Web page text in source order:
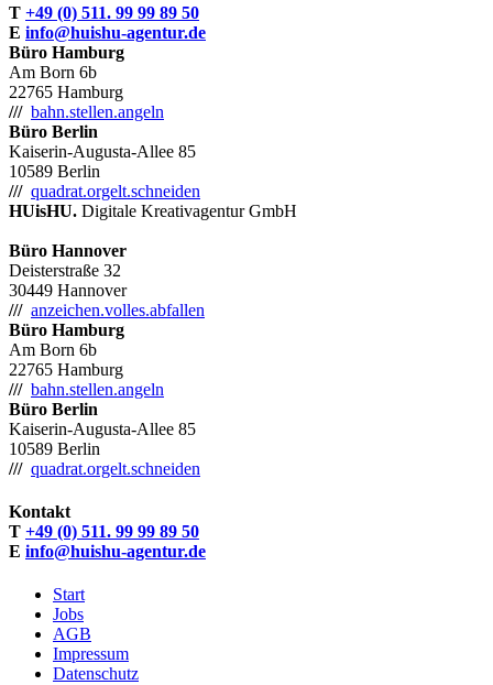
T +49 (0) 511. 99 99 89 50
E info@huishu-agentur.de
Büro Hamburg
Am Born 6b
22765 Hamburg
/// bahn.stellen.angeln
Büro Berlin
Kaiserin-Augusta-Allee 85
10589 Berlin
/// quadrat.orgelt.schneiden
HUisHU. Digitale Kreativagentur GmbH
Büro Hannover
Deisterstraße 32
30449 Hannover
/// anzeichen.volles.abfallen
Büro Hamburg
Am Born 6b
22765 Hamburg
/// bahn.stellen.angeln
Büro Berlin
Kaiserin-Augusta-Allee 85
10589 Berlin
/// quadrat.orgelt.schneiden
Kontakt
T +49 (0) 511. 99 99 89 50
E info@huishu-agentur.de
Start
Jobs
AGB
Impressum
Datenschutz